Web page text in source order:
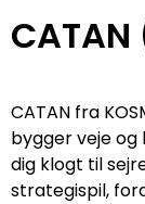
CATAN fra
bygger veje
dig klogt til
strategispil,